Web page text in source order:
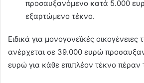
προσαυξανόμενο κατά 5.000
εξαρτώμενο τέκνο.
Ειδικά για μονογονεϊκές οικογένειες
ανέρχεται σε 39.000 ευρώ
ευρώ για κάθε επιπλέον τέκνο πέραν